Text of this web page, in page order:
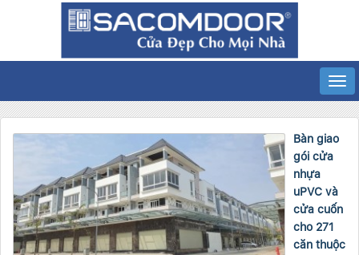
Bàn giao
gói cửa
nhựa
uPVC và
cửa cuốn
cho 271
căn thuộc